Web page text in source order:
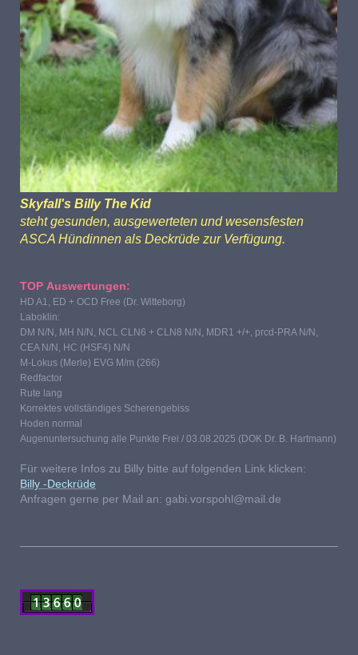
Skyfall's Billy The Kid
steht gesunden, ausgewerteten und wesensfesten
ASCA Hündinnen als Deckrüde zur Verfügung.
TOP Auswertungen:
HD A1, ED + OCD Free (Dr. Witteborg)
Laboklin:
DM N/N, MH N/N, NCL CLN6 + CLN8 N/N, MDR1 +/+, prcd-PRA N/N,
CEA N/N, HC (HSF4) N/N
M-Lokus (Merle) EVG M/m (266)
Redfactor
Rute lang
Korrektes vollständiges Scherengebiss
Hoden normal
Augenuntersuchung alle Punkte Frei / 03.08.2025 (DOK Dr. B. Hartmann)
Für weitere Infos zu Billy bitte auf folgenden Link klicken:
Billy -Deckrüde
Anfragen gerne per Mail an: gabi.vorspohl@mail.de